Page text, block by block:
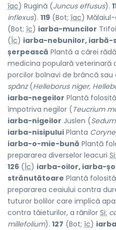
îac) Rugină (Juncus effusus).
inflexus). 119 (Bot; îac)
(Bot; îc) iarba-muncilor
(Îc) iarba-nebunilor,
șerpească Plantă a cărei
medicina populară veterinară
porcilor bolnavi de brâncă
spânz(Helleborus niger,
iarba-negeilor Plantă
împotriva negilor ( Teucrium
iarba-nigeilor Juslen (
iarba-nisipului Planta
iarba-o-mie-bună Plantă
prepararea diverselor leacuri Si:
126 (Îc) iarba-oilor, iarba-
strănutătoare Plantă
prepararea ceaiului contra
tuturor bolilor care implică
contra tăieturilor, a rănilor Si:
millefolium). 127 (Bot; îc)